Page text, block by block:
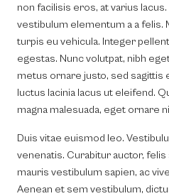
non facilisis eros, at varius
vestibulum elementum a a felis.
turpis eu vehicula. Integer
egestas. Nunc volutpat, nibh
metus ornare justo, sed sagittis
luctus lacinia lacus ut eleifend.
magna malesuada, eget ornare
Duis vitae euismod leo.
venenatis. Curabitur auctor, felis
mauris vestibulum sapien, ac
Aenean et sem vestibulum,